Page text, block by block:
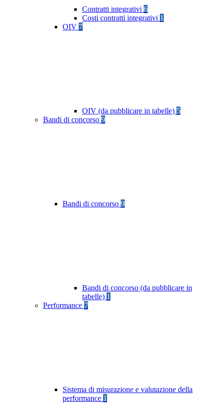
Contratti integrativi 6
Costi contratti integrativi 1
OIV 7
OIV (da pubblicare in tabelle) 5
Bandi di concorso 9
Bandi di concorso 9
Bandi di concorso (da pubblicare in
tabelle) 1
Performance 7
Sistema di misurazione e valutazione della
performance 1